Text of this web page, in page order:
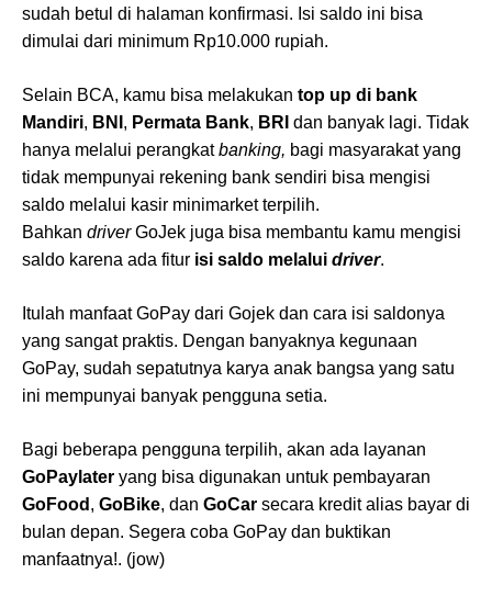
sudah betul di halaman konfirmasi. Isi saldo ini bisa
dimulai dari minimum Rp10.000 rupiah.
Selain BCA, kamu bisa melakukan top up di bank
Mandiri, BNI , Permata Bank, BRI dan banyak lagi. Tidak
hanya melalui perangkatbanking, bagi masyarakat yang
tidak mempunyai rekening bank sendiri bisa mengisi
saldo melalui kasir minimarket terpilih.
Bahkan driverGoJek juga bisa membantu kamu mengisi
saldo karena ada fitur isi saldo melalui driver.
Itulah manfaat GoPay dari Gojek dan cara isi saldonya
yang sangat praktis. Dengan banyaknya kegunaan
GoPay, sudah sepatutnya karya anak bangsa yang satu
ini mempunyai banyak pengguna setia.
Bagi beberapa pengguna terpilih, akan ada layanan
GoPaylater yang bisa digunakan untuk pembayaran
GoFood , GoBike, dan GoCar secara kredit alias bayar di
bulan depan. Segera coba GoPay dan buktikan
manfaatnya!. (jow)